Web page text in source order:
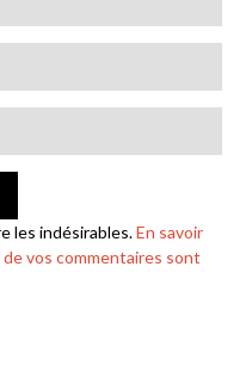
les indésirables.En savoir
vos commentaires sont